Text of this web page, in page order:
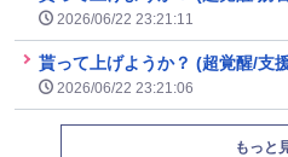
2026/06/22 23:21:11
貰って上げようか？ (超覚醒/支
2026/06/22 23:21:06
もっと